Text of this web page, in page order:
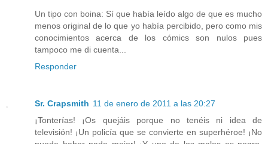
Un tipo con boina: Sí que había leído algo de que es mucho
menos original de lo que yo había percibido, pero como mis
conocimientos acerca de los cómics son nulos pues
tampoco me di cuenta...
Responder
Sr. Crapsmith 11 de enero de 2011 a las 20:27
¡Tonterías! ¡Os quejáis porque no tenéis ni idea de
televisión! ¡Un policía que se convierte en superhéroe! ¡No